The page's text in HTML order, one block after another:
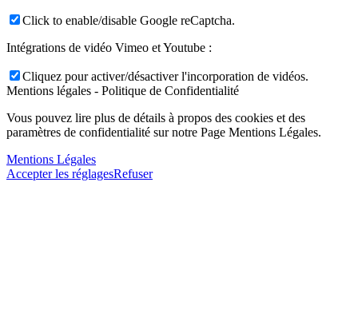
Click to enable/disable Google reCaptcha.
Intégrations de vidéo Vimeo et Youtube :
Cliquez pour activer/désactiver l'incorporation de vidéos.
Mentions légales - Politique de Confidentialité
Vous pouvez lire plus de détails à propos des cookies et des
paramètres de confidentialité sur notre Page Mentions Légales.
Mentions Légales
Accepter les réglagesRefuser